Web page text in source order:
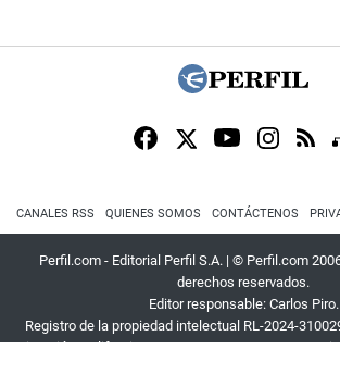
CANALES RSS QUIENES SOMOS CONTÁCTENOS
Perfil.com - Editorial Perfil S.A. | © Perfil.com
derechos reservados.
Editor responsable: Carlos Piro.
Registro de la propiedad intelectual RL-2024-
Dirección:California 2715,C1289ABI,CABA,